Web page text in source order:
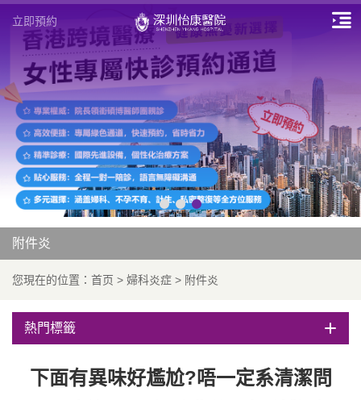
立即預約
附件炎
您現在的位置： 首页 > 婦科炎症 > 附件炎
熱門標籤
下面有異味好尷尬?唔一定系清潔問